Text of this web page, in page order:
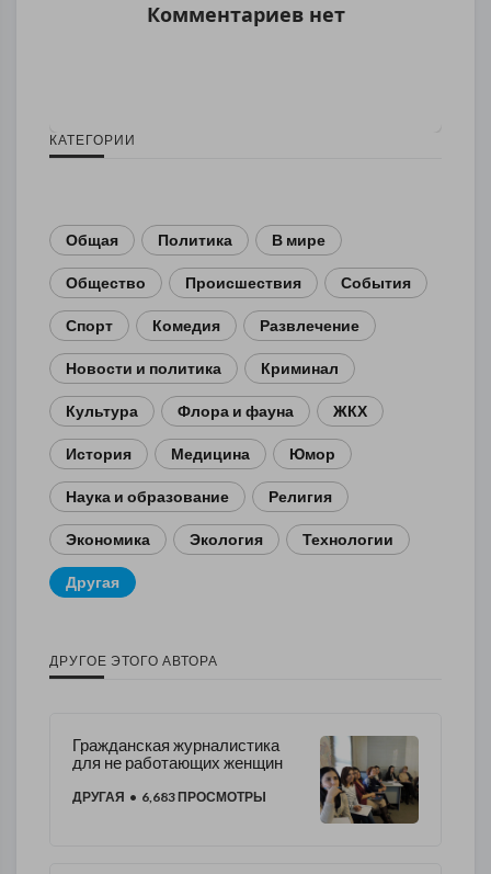
Комментариев нет
КАТЕГОРИИ
Общая Политика В мире
Общество Происшествия События
Спорт Комедия Развлечение
Новости и политика Криминал
Культура Флора и фауна ЖКХ
История Медицина Юмор
Наука и образование Религия
Экономика Экология Технологии
Другая
ДРУГОЕ ЭТОГО АВТОРА
Гражданская журналистика
для не работающих женщин
ДРУГАЯ • 6,683 ПРОСМОТРЫ